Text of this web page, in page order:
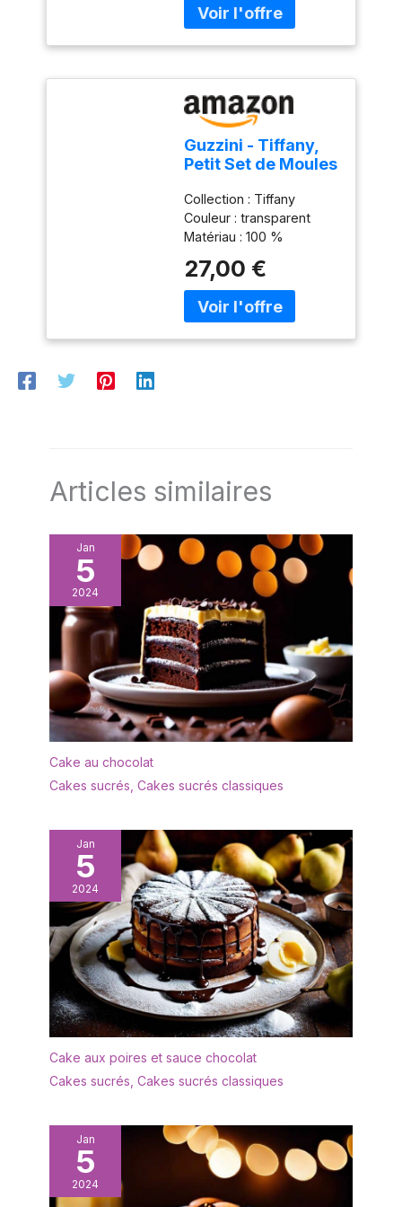
supérieure du lave-
Guzzini - Tiffany,
Petit Set de Moules
Transparent, Ø 30
x h16 cm -
19950100
Collection : Tiffany
Couleur : transparent
Matériau : 100 %
Guzzini, fabriqué en Italie
depuis 1912 Poids du
colis: 1.02 kilograms
27,00 €
Articles similaires
Jan
5
2024
Cake au chocolat
Cakes sucrés Cakes sucrés classiques
Jan
5
2024
Cake aux poires et sauce chocolat
Cakes sucrés Cakes sucrés classiques
Jan
5
2024